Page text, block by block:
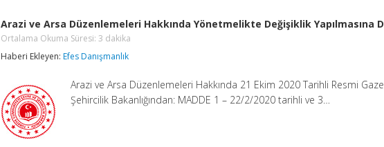
Arazi ve Arsa Düzenlemeleri Hakkında Yönetmelikte Değişiklik Yapılmasına
Ortalama Okuma Süresi:3 dakika
Haberi Ekleyen:Efes Danışmanlık
Arazi ve Arsa Düzenlemeleri Hakkında 21 Ekim 2020 Tarihli Resmi
Şehircilik Bakanlığından: MADDE 1 – 22/2/2020 tarihli ve 3…